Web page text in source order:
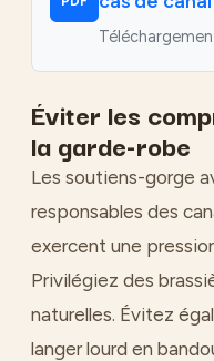
Éviter les
la garde-robe
Les soutiens-gorge
responsables des
exercent une
Privilégiez des
naturelles. Évitez
langer lourd en